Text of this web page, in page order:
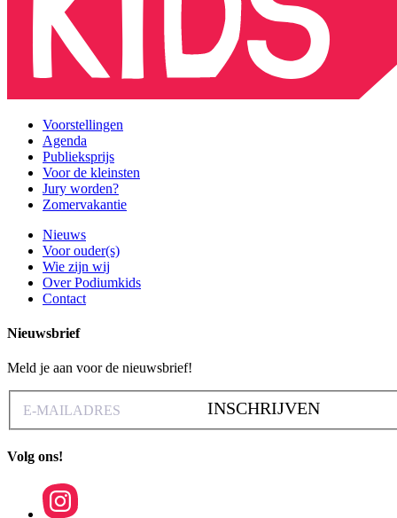
Voorstellingen
Agenda
Publieksprijs
Voor de kleinsten
Jury worden?
Zomervakantie
Nieuws
Voor ouder(s)
Wie zijn wij
Over Podiumkids
Contact
Nieuwsbrief
Meld je aan voor de nieuwsbrief!
INSCHRIJVEN
Volg ons!